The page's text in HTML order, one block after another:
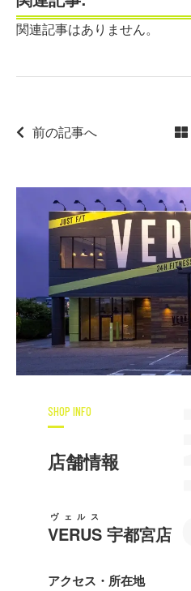
関連記事はありません。
前の記事へ
SHOP INFO
店舗情報
VERUS
ヴェルス
宇都宮店
アクセス・所在地